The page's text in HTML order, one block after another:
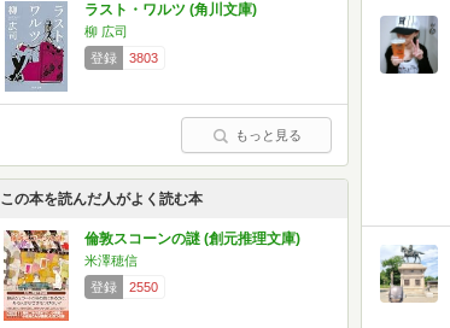
ラスト・ワルツ (角川文庫)
柳 広司
登録
3803
もっと見る
この本を読んだ人がよく読む本
倫敦スコーンの謎 (創元推理文庫)
米澤穂信
登録
2550